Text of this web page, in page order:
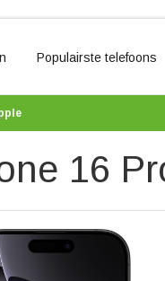
Populairste telefoons
16